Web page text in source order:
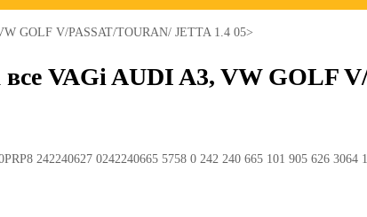
GOLF V/PASSAT/TOURAN/ JETTA 1.4 05>
VAGi AUDI A3, VW GOLF
242240627 0242240665 5758 0 242 240 665 101 905 626